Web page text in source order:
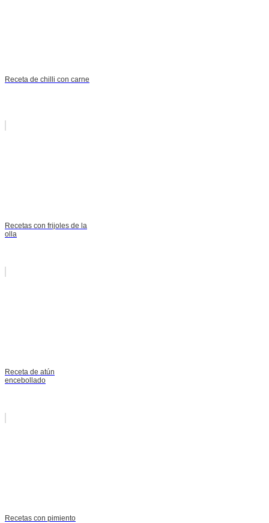
Receta de chilli con carne
Recetas con frijoles de la
olla
Receta de atún
encebollado
Recetas con pimiento